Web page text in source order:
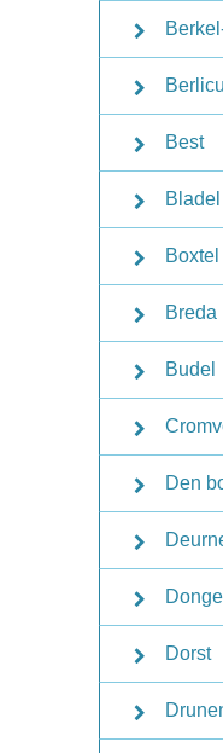
Best
Bladel
Boxtel
Breda
Budel
Den
Dorst